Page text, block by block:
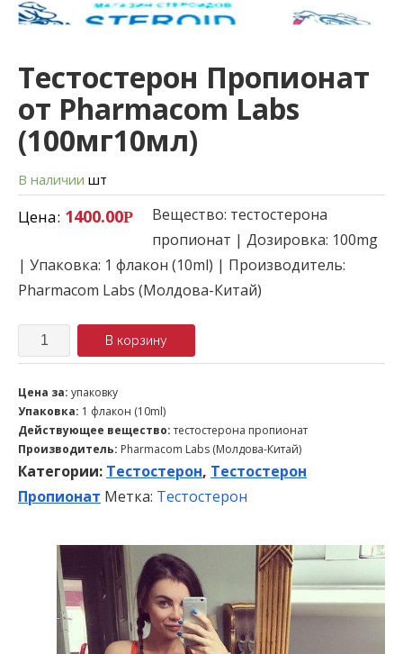
Тестостерон Пропионат
от Pharmacom Labs
(100мг10мл)
В наличии шт
Цена: 1400.00Р
Вещество: тестостерона
пропионат | Дозировка: 100mg
| Упаковка: 1 флакон (10ml) | Производитель:
Pharmacom Labs (Молдова-Китай)
Количество В корзину
Цена за: упаковку
Упаковка: 1 флакон (10ml)
Действующее вещество:тестостерона пропионат
Производитель: Pharmacom Labs (Молдова-Китай)
Категории: Тестостерон, Тестостерон
Пропионат Метка: Тестостерон